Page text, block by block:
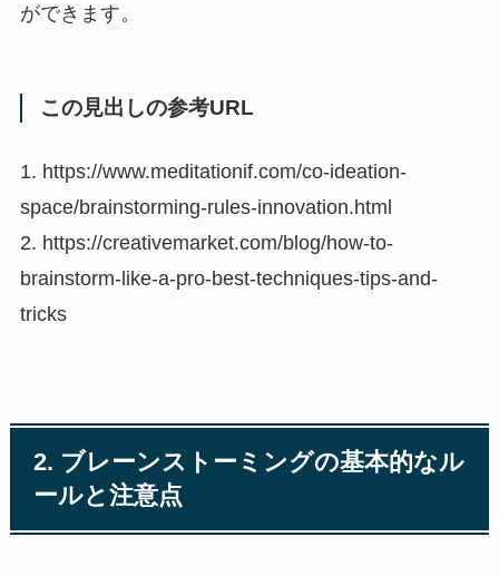
ができます。
この見出しの参考URL
1. https://www.meditationif.com/co-ideation-
space/brainstorming-rules-innovation.html
2. https://creativemarket.com/blog/how-to-
brainstorm-like-a-pro-best-techniques-tips-and-
tricks
2. ブレーンストーミングの基本的なル
ールと注意点